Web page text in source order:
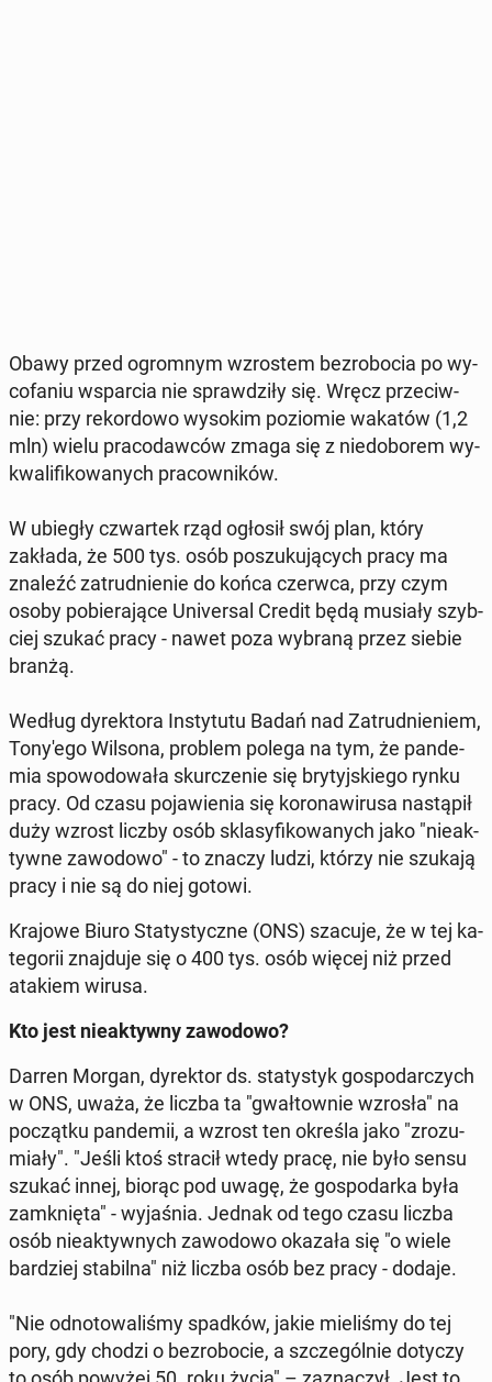
Obawy przed ogrom­nym wzro­stem bez­ro­bo­cia po wy­
co­fa­niu wspar­cia nie spraw­dzi­ły się. Wręcz prze­ciw­
nie: przy re­kor­do­wo wysokim po­zio­mie wakatów (1,2
mln) wielu pra­co­daw­ców zmaga się z nie­do­bo­rem wy­
kwa­li­fi­ko­wa­nych pra­cow­ni­ków.
W ubiegły czwar­tek rząd ogłosił swój plan, który
zakłada, że 500 tys. osób po­szu­ku­ją­cych pracy ma
znaleźć za­trud­nie­nie do końca czerwca, przy czym
osoby po­bie­ra­ją­ce Uni­ver­sal Credit będą musiały szyb­
ciej szukać pracy - nawet poza wybraną przez siebie
branżą.
Według dy­rek­to­ra In­sty­tu­tu Badań nad Za­trud­nie­niem,
To­ny­'e­go Wilsona, problem polega na tym, że pan­de­
mia spo­wo­do­wa­ła skur­cze­nie się bry­tyj­skie­go rynku
pracy. Od czasu po­ja­wie­nia się ko­ro­na­wi­ru­sa na­stą­pił
duży wzrost liczby osób skla­sy­fi­ko­wa­nych jako "nie­ak­
tyw­ne za­wo­do­wo" - to znaczy ludzi, którzy nie szukają
pracy i nie są do niej gotowi.
Krajowe Biuro Sta­ty­stycz­ne (ONS) szacuje, że w tej ka­
te­go­rii znaj­du­je się o 400 tys. osób więcej niż przed
atakiem wirusa.
Kto jest nie­ak­tyw­ny za­wo­do­wo?
Darren Morgan, dy­rek­tor ds. sta­ty­styk go­spo­dar­czych
w ONS, uważa, że liczba ta "gwał­tow­nie wzrosła" na
po­cząt­ku pan­de­mii, a wzrost ten określa jako "zro­zu­
mia­ły". "Jeśli ktoś stracił wtedy pracę, nie było sensu
szukać innej, biorąc pod uwagę, że go­spo­dar­ka była
za­mknię­ta" - wy­ja­śnia. Jednak od tego czasu liczba
osób nie­ak­tyw­nych za­wo­do­wo okazała się "o wiele
bar­dziej sta­bil­na" niż liczba osób bez pracy - dodaje.
"Nie od­no­to­wa­li­śmy spadków, jakie mie­li­śmy do tej
pory, gdy chodzi o bez­ro­bo­cie, a szcze­gól­nie dotyczy